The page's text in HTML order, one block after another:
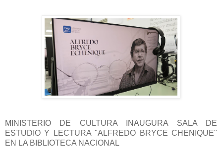
MINISTERIO DE CULTURA INAUGURA SALA DE
ESTUDIO Y LECTURA "ALFREDO BRYCE CHENIQUE"
EN LA BIBLIOTECA NACIONAL